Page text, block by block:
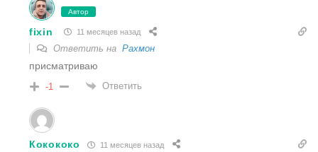
Автор
fixin 11 месяцев назад
Ответить на Рахмон
присматриваю
-1 Ответить
Кокококо 11 месяцев назад